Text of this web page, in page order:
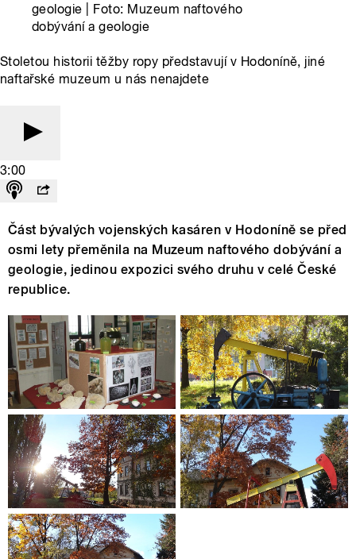
geologie | Foto: Muzeum naftového
dobývání a geologie
Stoletou historii těžby ropy představují v Hodoníně, jiné
naftařské muzeum u nás nenajdete
3:00
Část bývalých vojenských kasáren v Hodoníně se před
osmi lety přeměnila na Muzeum naftového dobývání a
geologie, jedinou expozici svého druhu v celé České
republice.